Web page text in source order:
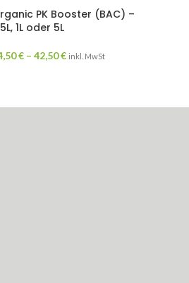
PK Booster (BAC) –
1L oder 5L
€ – 42,50€ inkl. MwSt